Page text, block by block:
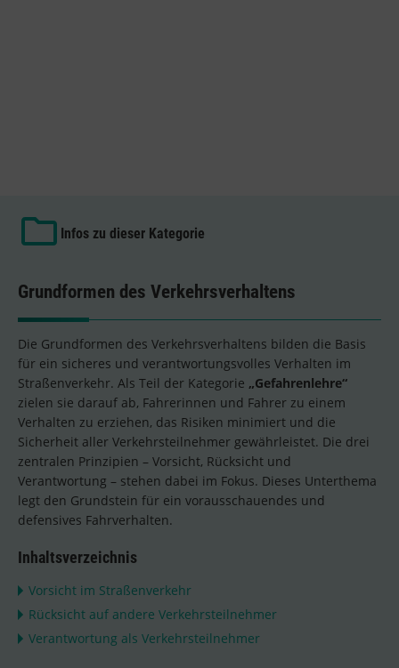
Infos zu dieser Kategorie
Grundformen des Verkehrsverhaltens
Die Grundformen des Verkehrsverhaltens bilden die Basis
für ein sicheres und verantwortungsvolles Verhalten im
Straßenverkehr. Als Teil der Kategorie „Gefahrenlehre“
zielen sie darauf ab, Fahrerinnen und Fahrer zu einem
Verhalten zu erziehen, das Risiken minimiert und die
Sicherheit aller Verkehrsteilnehmer gewährleistet. Die drei
zentralen Prinzipien – Vorsicht, Rücksicht und
Verantwortung – stehen dabei im Fokus. Dieses Unterthema
legt den Grundstein für ein vorausschauendes und
defensives Fahrverhalten.
Inhaltsverzeichnis
Vorsicht im Straßenverkehr
Rücksicht auf andere Verkehrsteilnehmer
Verantwortung als Verkehrsteilnehmer